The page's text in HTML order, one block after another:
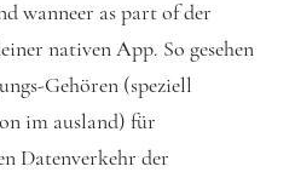
wanneer as part of der
nativen App. So gesehen
Gehören (speziell
im ausland) für
Datenverkehr der